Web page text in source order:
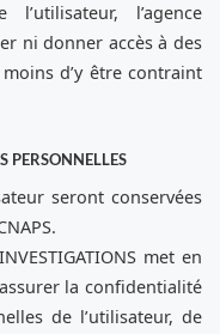
l’agence
ni donner accès à des
d’y être contraint
PERSONNELLES
seront conservées
met en
la confidentialité
de l’utilisateur, de